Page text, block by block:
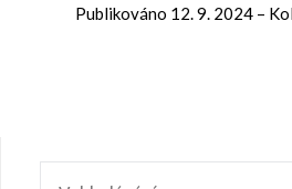
Publikováno 12. 9. 2024–